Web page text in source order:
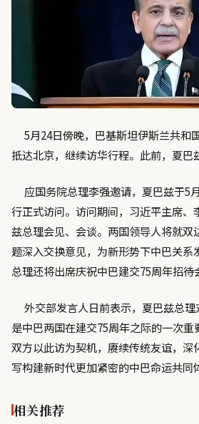
5月24日傍晚，巴基斯坦伊斯兰共和
抵达北京，继续访华行程。此前，夏巴
应国务院总理李强邀请，夏巴兹于5
行正式访问。访问期间，习近平主席、
兹总理会见、会谈。两国领导人将就双
题深入交换意见，为新形势下中巴关系
总理还将出席庆祝中巴建交75周年招待
外交部发言人日前表示，夏巴兹总理
是中巴两国在建交75周年之际的一次
双方以此访为契机，赓续传统友谊，深
写构建新时代更加紧密的中巴命运共同
相关推荐